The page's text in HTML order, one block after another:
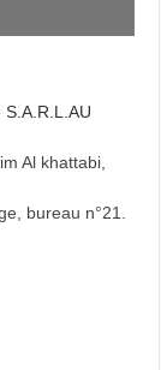
S.A.R.L.AU
Al khattabi,
bureau n°21